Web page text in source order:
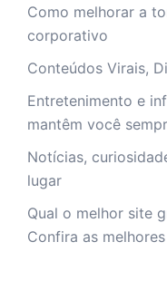
Como melhorar a
corporativo
Conteúdos Virais,
Entretenimento e
mantêm você
Notícias,
lugar
Qual o melhor site
Confira as